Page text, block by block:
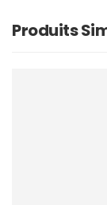
Produits